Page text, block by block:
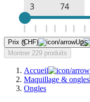
3 25
Prix (CHF)
Montrer 229 produits
Accueil
Maquillage & ongles
Ongles